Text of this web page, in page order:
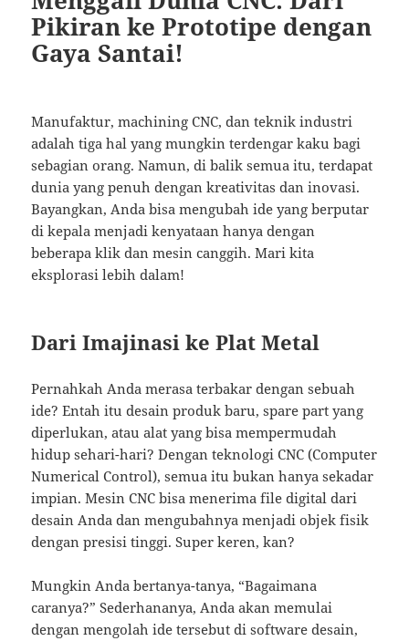
Pikiran ke Prototipe dengan
Gaya Santai!
Manufaktur, machining CNC, dan teknik industri
adalah tiga hal yang mungkin terdengar kaku bagi
sebagian orang. Namun, di balik semua itu, terdapat
dunia yang penuh dengan kreativitas dan inovasi.
Bayangkan, Anda bisa mengubah ide yang berputar
di kepala menjadi kenyataan hanya dengan
beberapa klik dan mesin canggih. Mari kita
eksplorasi lebih dalam!
Dari Imajinasi ke Plat Metal
Pernahkah Anda merasa terbakar dengan sebuah
ide? Entah itu desain produk baru, spare part yang
diperlukan, atau alat yang bisa mempermudah
hidup sehari-hari? Dengan teknologi CNC (Computer
Numerical Control), semua itu bukan hanya sekadar
impian. Mesin CNC bisa menerima file digital dari
desain Anda dan mengubahnya menjadi objek fisik
dengan presisi tinggi. Super keren, kan?
Mungkin Anda bertanya-tanya, “Bagaimana
caranya?” Sederhananya, Anda akan memulai
dengan mengolah ide tersebut di software desain,